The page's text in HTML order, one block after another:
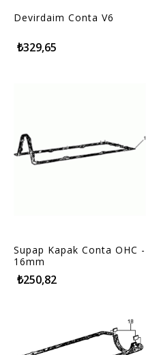
Devirdaim Conta V6
₺329,65
Supap Kapak Conta OHC -
16mm
₺250,82